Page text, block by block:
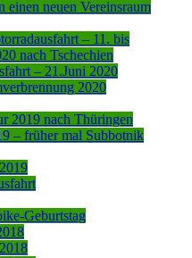
einen neuen Vereinsraum
– 11. bis
nach Tschechien
– 21.Juni 2020
2020
2019 nach Thüringen
– früher mal Subbotnik
Geburtstag